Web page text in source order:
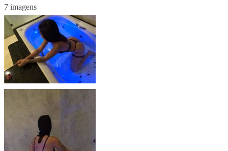
7 imagens